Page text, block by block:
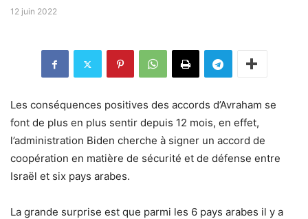
12 juin 2022
Les conséquences positives des accords d’Avraham se
font de plus en plus sentir depuis 12 mois, en effet,
l’administration Biden cherche à signer un accord de
coopération en matière de sécurité et de défense entre
Israël et six pays arabes.
La grande surprise est que parmi les 6 pays arabes il y a